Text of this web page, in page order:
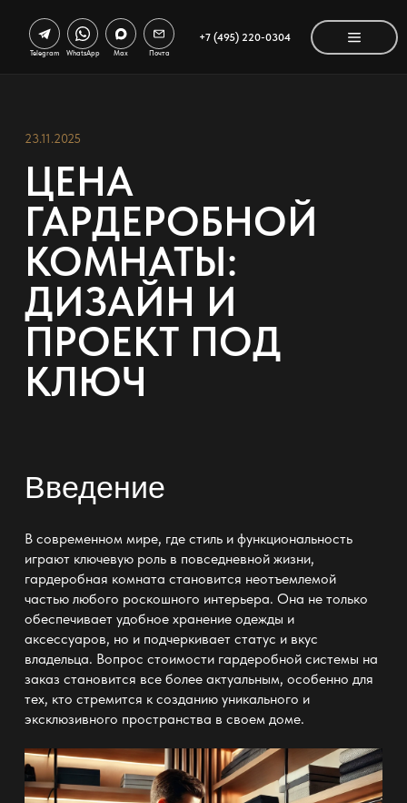
+7 (495) 220-0304
Telegram WhatsApp Max Почта
23.11.2025
ЦЕНА
ГАРДЕРОБНОЙ
КОМНАТЫ:
ДИЗАЙН И
ПРОЕКТ ПОД
КЛЮЧ
Введение
В современном мире, где стиль и функциональность
играют ключевую роль в повседневной жизни,
гардеробная комната становится неотъемлемой
частью любого роскошного интерьера. Она не только
обеспечивает удобное хранение одежды и
аксессуаров, но и подчеркивает статус и вкус
владельца. Вопрос стоимости гардеробной системы на
заказ становится все более актуальным, особенно для
тех, кто стремится к созданию уникального и
эксклюзивного пространства в своем доме.